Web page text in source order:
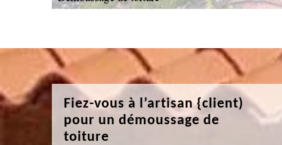
Fiez-vous à l’artisan {client)
pour un démoussage de
toiture